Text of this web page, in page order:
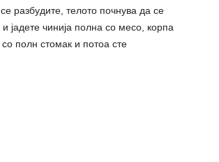
разбудите, телото почнува да се
јадете чинија полна со месо, корпа
полн стомак и потоа сте